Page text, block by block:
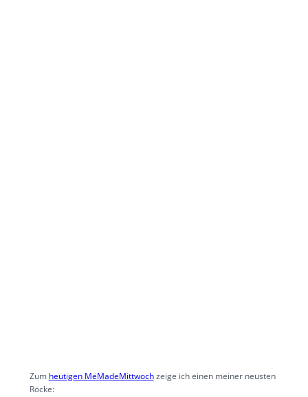
Zum heutigen MeMadeMittwochzeige ich einen meiner neusten
Röcke: